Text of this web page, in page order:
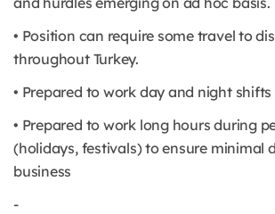
• Position can require some travel to
throughout Turkey.
• Prepared to work day and night shifts
• Prepared to work long hours during
(holidays, festivals) to ensure minimal
business
-